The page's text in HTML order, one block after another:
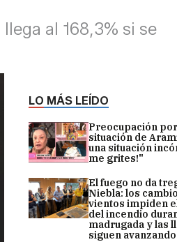
al 168,3% si se
LO MÁS LEÍDO
Preocupación
situación de
una situación
me grites!"
El fuego no da
Niebla: los
vientos impiden
del incendio
madrugada y las
siguen avanzando